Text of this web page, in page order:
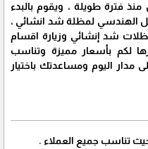
فترة طويلة ، ويقوم بالبدء
الهندسي لمظلة شد انشائي ،
شد إنشائي وزيارة اقسام
لكم بأسعار مميزة وتناسب
مدار اليوم ومساعدتك باختيار
تناسب جميع العملاء .